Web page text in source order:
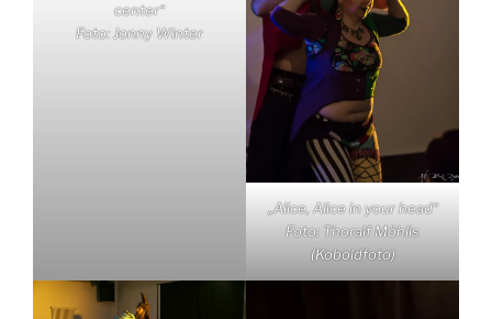
center“
Foto: Jonny Winter
„Alice, Alice in your head“
Foto: Thoralf Möhlis
(Koboldfoto)